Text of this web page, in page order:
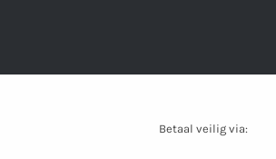
Betaal veilig via: